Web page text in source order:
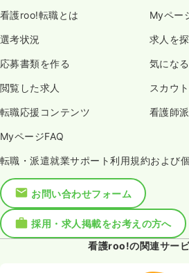
看護roo!転職とは Myペー
選考状況 求人を
応募書類を作る 気にな
閲覧した求人 スカウ
転職応援コンテンツ 看護師
MyページFAQ
転職・派遣就業サポート利用規約および
お問い合わせフォーム
採用・求人掲載をお考えの方へ
看護roo!の関連サー